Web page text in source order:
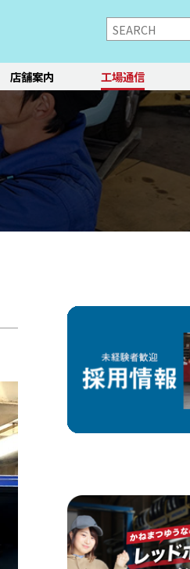
イメント点検・調整
オイル交換
12か月点検
ーティーン
ステージ3
オ フィアット／アバルト
ン/シャーシ
ブレーキ
快適装備
レンタカー
店舗案内 工場通信